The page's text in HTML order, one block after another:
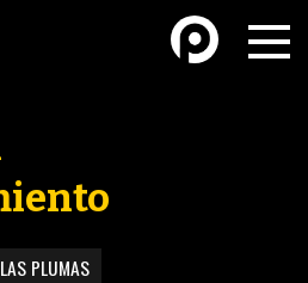
FÚTBOL FEMENINO
PLUMAS